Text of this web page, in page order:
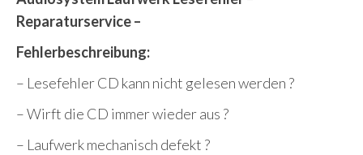
Reparaturservice –
Fehlerbeschreibung:
– Lesefehler CD kann nicht gelesen werden ?
– Wirft die CD immer wieder aus ?
– Laufwerk mechanisch defekt ?